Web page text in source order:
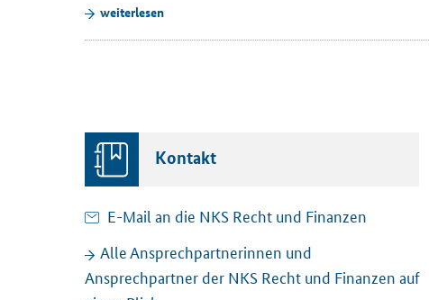
weiterlesen
Kontakt
E-Mail an die NKS Recht und Finanzen
Alle Ansprechpartnerinnen und
Ansprechpartner der NKS Recht und Finanzen auf